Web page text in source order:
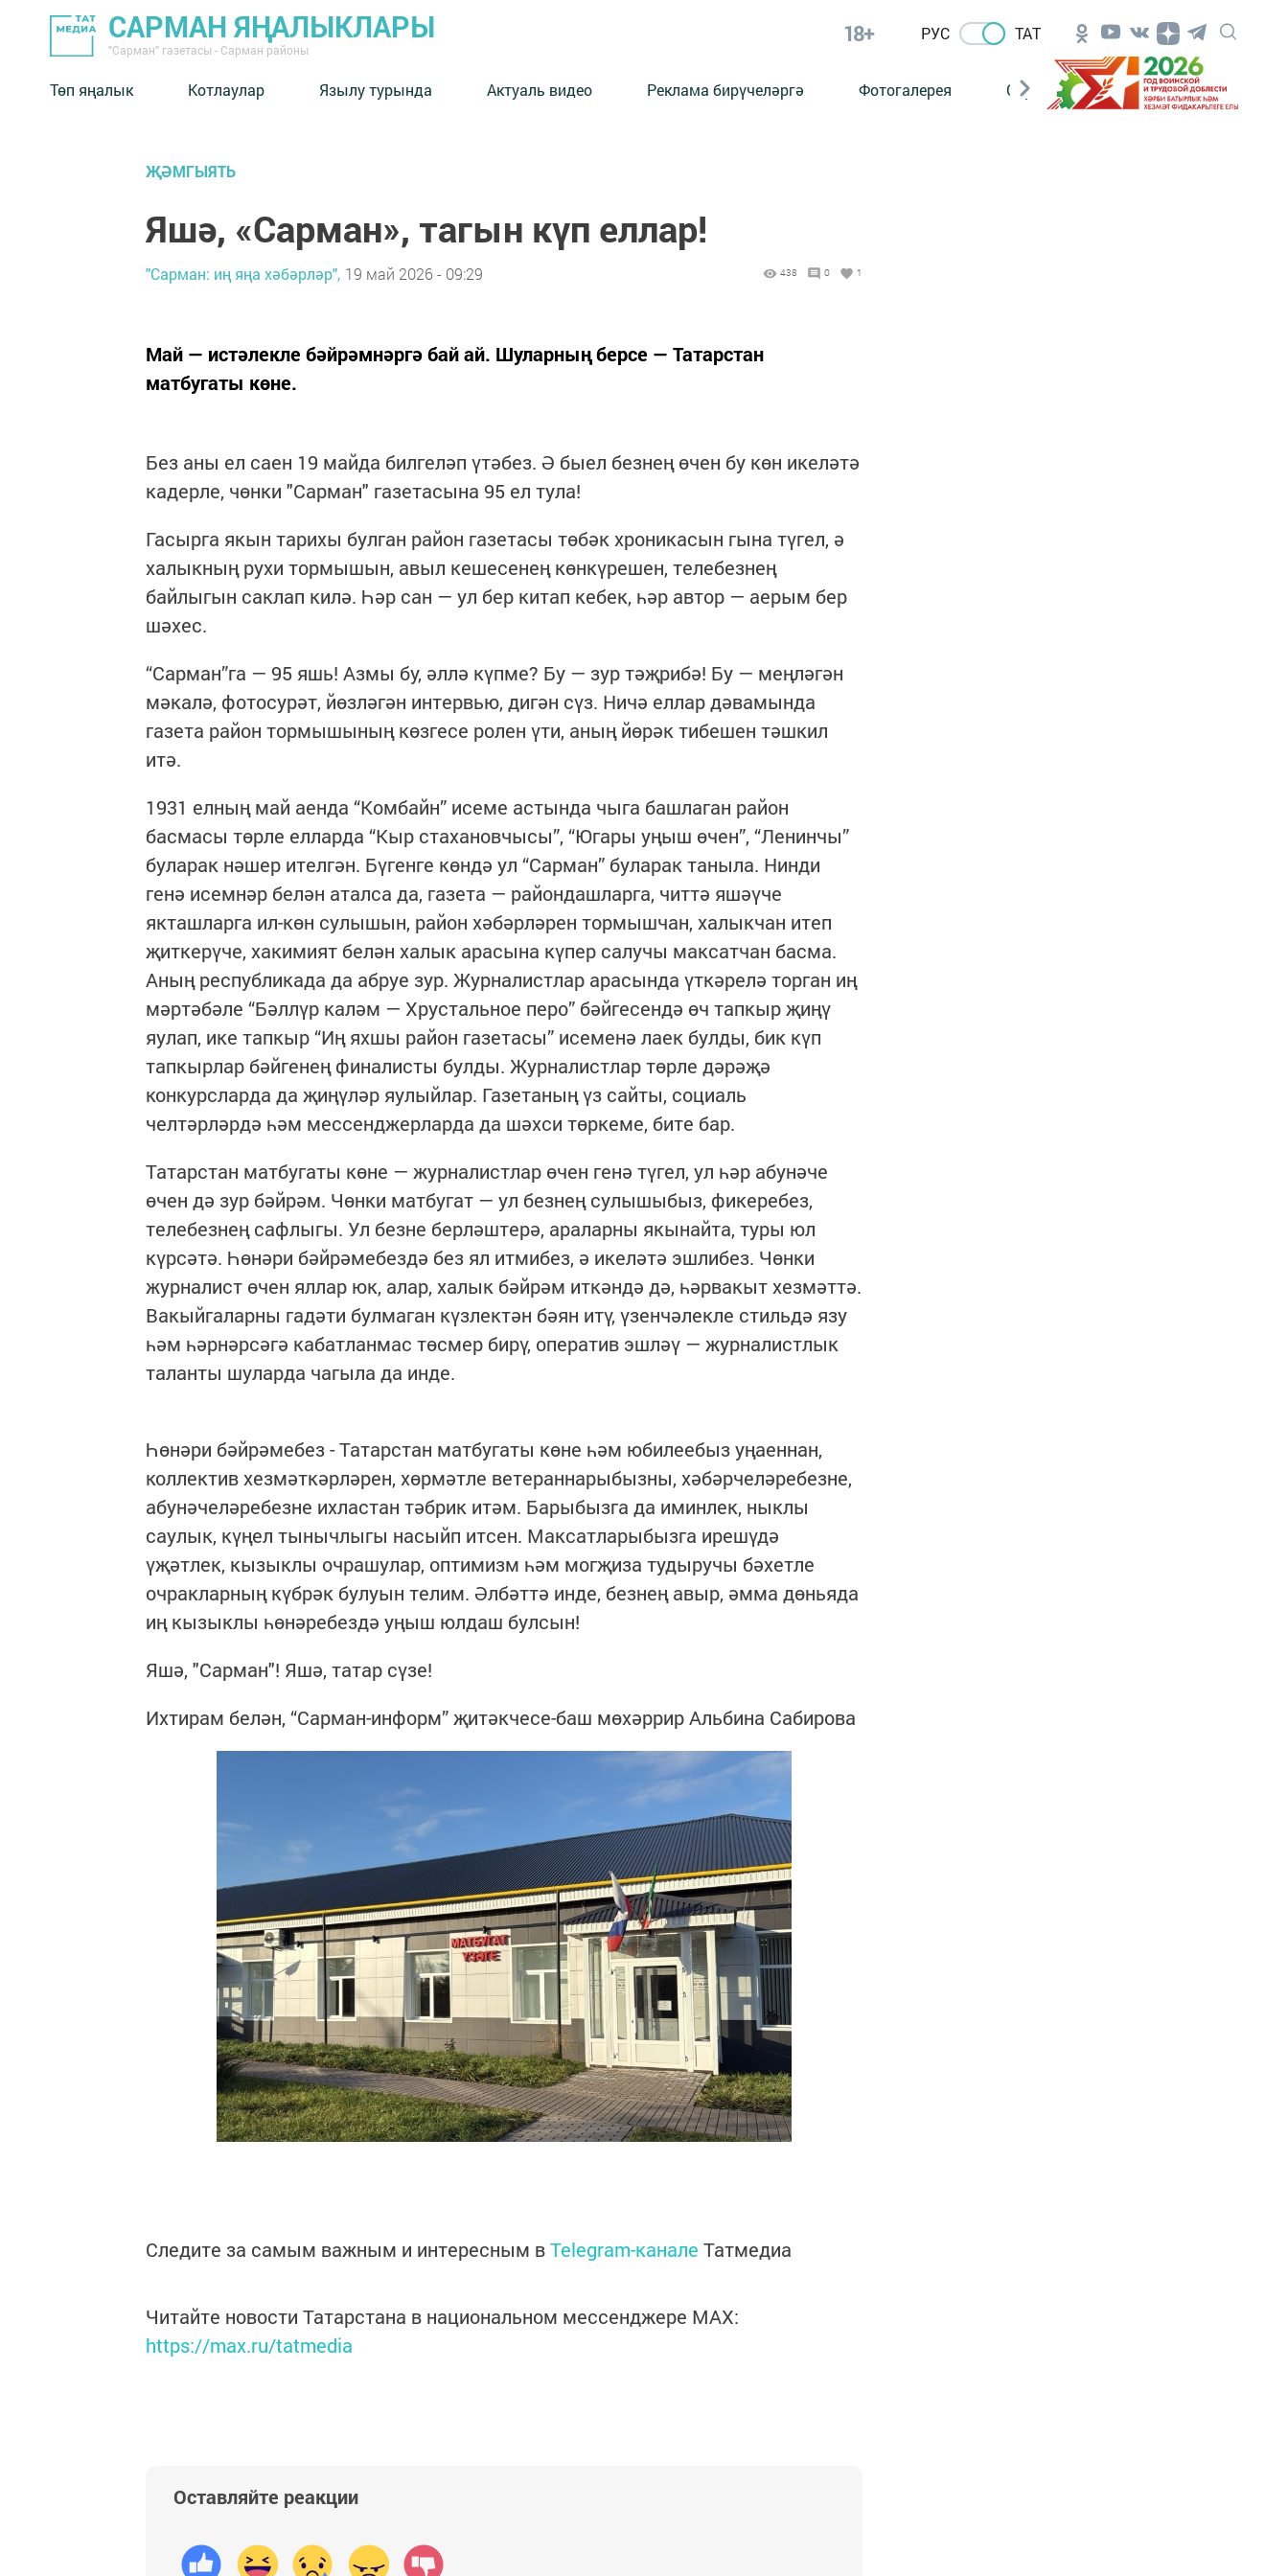
САРМАН ЯҢАЛЫКЛАРЫ
"Сарман" газетасы - Сарман районы
18+ РУС ТАТ
Төп яңалык Котлаулар Язылу турында Актуаль видео Реклама бирүчеләргә Фотогалерея Сораштыру
ҖӘМГЫЯТЬ
Яшә, «Сарман», тагын күп еллар!
"Сарман: иң яңа хәбәрләр", 19 май 2026 - 09:29 438 0 1
Май — истәлекле бәйрәмнәргә бай ай. Шуларның берсе — Татарстан
матбугаты көне.
Без аны ел саен 19 майда билгеләп үтәбез. Ә быел безнең өчен бу көн икеләтә
кадерле, чөнки "Сарман" газетасына 95 ел тула!
Гасырга якын тарихы булган район газетасы төбәк хроникасын гына түгел, ә
халыкның рухи тормышын, авыл кешесенең көнкүрешен, телебезнең
байлыгын саклап килә. Һәр сан — ул бер китап кебек, һәр автор — аерым бер
шәхес.
“Сарман”га — 95 яшь! Азмы бу, әллә күпме? Бу — зур тәҗрибә! Бу — меңләгән
мәкалә, фотосурәт, йөзләгән интервью, дигән сүз. Ничә еллар дәвамында
газета район тормышының көзгесе ролен үти, аның йөрәк тибешен тәшкил
итә.
1931 елның май аенда “Комбайн” исеме астында чыга башлаган район
басмасы төрле елларда “Кыр стахановчысы”, “Югары уңыш өчен”, “Ленинчы”
буларак нәшер ителгән. Бүгенге көндә ул “Сарман” буларак таныла. Нинди
генә исемнәр белән аталса да, газета — райондашларга, читтә яшәүче
якташларга ил-көн сулышын, район хәбәрләрен тормышчан, халыкчан итеп
җиткерүче, хакимият белән халык арасына күпер салучы максатчан басма.
Аның республикада да абруе зур. Журналистлар арасында үткәрелә торган иң
мәртәбәле “Бәллүр каләм — Хрустальное перо” бәйгесендә өч тапкыр җиңү
яулап, ике тапкыр “Иң яхшы район газетасы” исеменә лаек булды, бик күп
тапкырлар бәйгенең финалисты булды. Журналистлар төрле дәрәҗә
конкурсларда да җиңүләр яулыйлар. Газетаның үз сайты, социаль
челтәрләрдә һәм мессенджерларда да шәхси төркеме, бите бар.
Татарстан матбугаты көне — журналистлар өчен генә түгел, ул һәр абунәче
өчен дә зур бәйрәм. Чөнки матбугат — ул безнең сулышыбыз, фикеребез,
телебезнең сафлыгы. Ул безне берләштерә, араларны якынайта, туры юл
күрсәтә. Һөнәри бәйрәмебездә без ял итмибез, ә икеләтә эшлибез. Чөнки
журналист өчен яллар юк, алар, халык бәйрәм иткәндә дә, һәрвакыт хезмәттә.
Вакыйгаларны гадәти булмаган күзлектән бәян итү, үзенчәлекле стильдә язу
һәм һәрнәрсәгә кабатланмас төсмер бирү, оператив эшләү — журналистлык
таланты шуларда чагыла да инде.
Һөнәри бәйрәмебез - Татарстан матбугаты көне һәм юбилеебыз уңаеннан,
коллектив хезмәткәрләрен, хөрмәтле ветераннарыбызны, хәбәрчеләребезне,
абунәчеләребезне ихластан тәбрик итәм. Барыбызга да иминлек, ныклы
саулык, күңел тынычлыгы насыйп итсен. Максатларыбызга ирешүдә
үҗәтлек, кызыклы очрашулар, оптимизм һәм могҗиза тудыручы бәхетле
очракларның күбрәк булуын телим. Әлбәттә инде, безнең авыр, әмма дөньяда
иң кызыклы һөнәребездә уңыш юлдаш булсын!
Яшә, "Сарман"! Яшә, татар сүзе!
Ихтирам белән, “Сарман-информ” җитәкчесе-баш мөхәррир Альбина Сабирова
Следите за самым важным и интересным вTelegram-канале Татмедиа
Читайте новости Татарстана в национальном мессенджере MАХ:
https://max.ru/tatmedia
Оставляйте реакции